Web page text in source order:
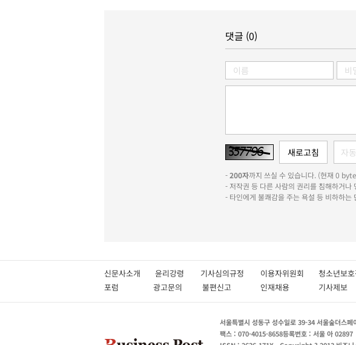
댓글 (0)
-200자까지 쓰실 수 있습니다. (현재 0
- 저작권 등 다른 사람의 권리를 침해하거나
- 타인에게 불쾌감을 주는 욕설 등 비하하
신문사소개 윤리강령 기사심의규정 이용자위원회 청소년보
포럼
광고문의 불편신고 인재채용 기사제
서울특별시 성동구 성수일로 39-34 서울숲더스
팩스 : 070-4015-8658등록번호 : 서울 아 02897